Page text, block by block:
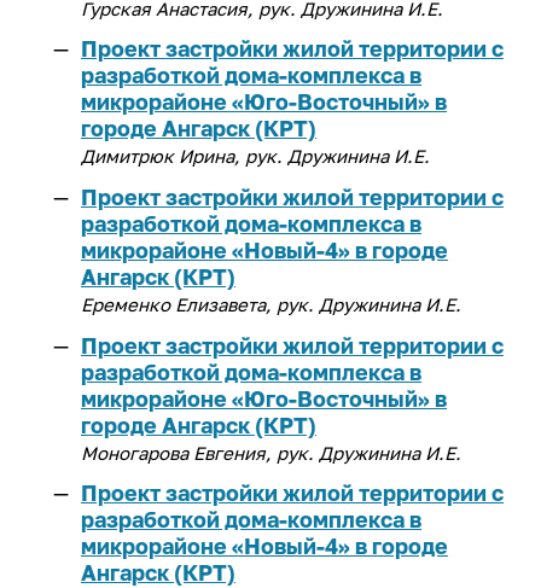
Иностранному студенту
Медицинский кабинет
Общежития
Личный кабинет студента
Личный кабинет родителя
Нормативные документы
Инклюзивное образование
Гурская Анастасия, рук. Дружинина И.Е.
Проект застройки жилой территории с
разработкой дома-комплекса в
микрорайоне «Юго-Восточный» в
городе Ангарск (КРТ)
Димитрюк Ирина, рук. Дружинина И.Е.
Проект застройки жилой территории с
разработкой дома-комплекса в
микрорайоне «Новый-4» в городе
Ангарск (КРТ)
Еременко Елизавета, рук. Дружинина И.Е.
Проект застройки жилой территории с
разработкой дома-комплекса в
микрорайоне «Юго-Восточный» в
городе Ангарск (КРТ)
Моногарова Евгения, рук. Дружинина И.Е.
Проект застройки жилой территории с
разработкой дома-комплекса в
микрорайоне «Новый-4» в городе
Ангарск (КРТ)